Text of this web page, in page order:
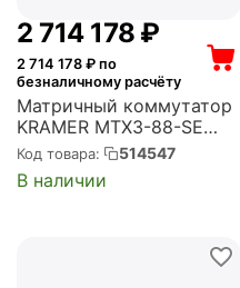
2 714 178 ₽
2 714 178 ₽ по
безналичному расчёту
Матричный коммутатор
KRAMER MTX3-88-SE
(50-80586030)
Код товара: 514547
В наличии